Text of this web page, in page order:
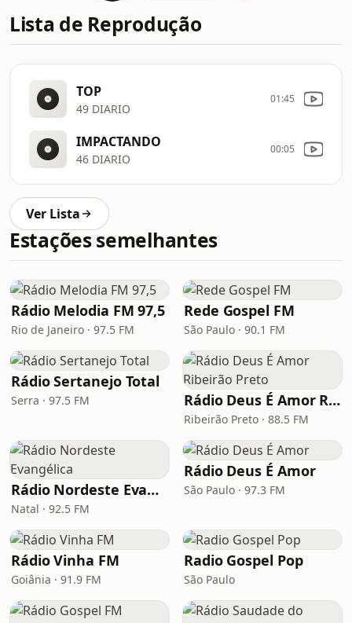
Lista de Reprodução
TOP
49 DIARIO
01:45
IMPACTANDO
46 DIARIO
00:05
Ver Lista
Estações semelhantes
Rádio Melodia FM 97,5
Rio de Janeiro · 97.5 FM
Rede Gospel FM
São Paulo · 90.1 FM
Rádio Sertanejo Total
Serra · 97.5 FM Rádio Deus É Amor Ribeirão Preto
Ribeirão Preto · 88.5 FM
Rádio Nordeste Evangélica
Natal · 92.5 FM
Rádio Deus É Amor
São Paulo · 97.3 FM
Rádio Vinha FM
Goiânia · 91.9 FM
Radio Gospel Pop
São Paulo